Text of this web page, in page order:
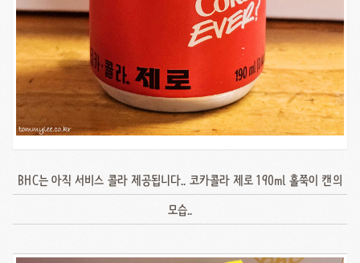
BHC는 아직 서비스 콜라 제공됩니다.. 코카콜라 제로 190ml 홀쭉이 캔의
모습..